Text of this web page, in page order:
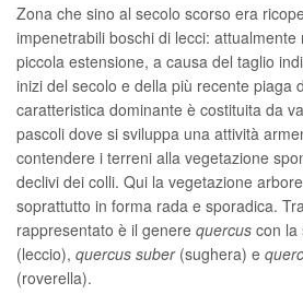
Zona che sino al secolo scorso era
impenetrabili boschi di lecci:
piccola estensione, a causa del taglio
inizi del secolo e della più recente piaga
caratteristica dominante è costituita da
pascoli dove si sviluppa una attività
contendere i terreni alla vegetazione
declivi dei colli. Qui la vegetazione
soprattutto in forma rada e sporadica.
rappresentato è il genere quercus con la
(leccio), quercus suber(sughera) e
(roverella).